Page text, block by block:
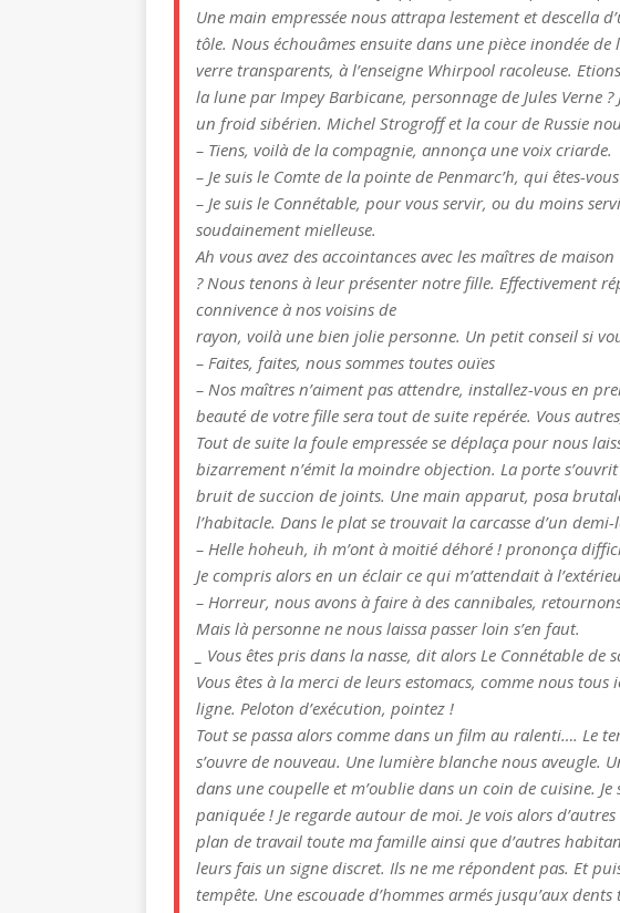
Une main empressée nous attrapa lestement et descella
tôle. Nous échouâmes ensuite dans une pièce inondée
verre transparents, à l’enseigne Whirpool racoleuse.
la lune par Impey Barbicane, personnage de Jules Verne
un froid sibérien. Michel Strogroff et la cour de Russie
– Tiens, voilà de la compagnie, annonça une voix criarde.
– Je suis le Comte de la pointe de Penmarc’h, qui êtes-
– Je suis le Connétable, pour vous servir, ou du moins
soudainement mielleuse.
Ah vous avez des accointances avec les maîtres de
? Nous tenons à leur présenter notre fille. Effectivement
connivence à nos voisins de
rayon, voilà une bien jolie personne. Un petit conseil si
– Faites, faites, nous sommes toutes ouïes
– Nos maîtres n’aiment pas attendre, installez-vous en
beauté de votre fille sera tout de suite repérée. Vous
Tout de suite la foule empressée se déplaça pour nous
bizarrement n’émit la moindre objection. La porte
bruit de succion de joints. Une main apparut, posa
l’habitacle. Dans le plat se trouvait la carcasse d’un
– Helle hoheuh, ih m’ont à moitié déhoré ! prononça
Je compris alors en un éclair ce qui m’attendait à
– Horreur, nous avons à faire à des cannibales,
Mais là personne ne nous laissa passer loin s’en faut.
_ Vous êtes pris dans la nasse, dit alors Le Connétable de
Vous êtes à la merci de leurs estomacs, comme nous
ligne. Peloton d’exécution, pointez !
Tout se passa alors comme dans un film au ralenti…. Le
s’ouvre de nouveau. Une lumière blanche nous aveugle.
dans une coupelle et m’oublie dans un coin de cuisine. Je
paniquée ! Je regarde autour de moi. Je vois alors
plan de travail toute ma famille ainsi que d’autres
leurs fais un signe discret. Ils ne me répondent pas. Et
tempête. Une escouade d’hommes armés jusqu’aux